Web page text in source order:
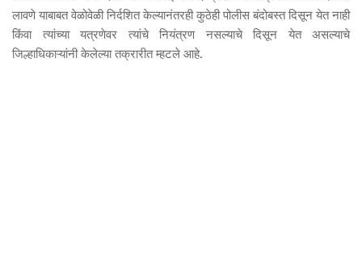
लावणे याबाबत वेळोवेळी निर्दशित केल्यानंतरही कुठेही पोलीस बंदोबस्त दिसून येत नाही
किंवा त्यांच्या यत्रणेवर त्यांचे नियंत्रण नसल्याचे दिसून येत असल्याचे
जिल्हाधिकाऱ्यांनी केलेल्या तक्रारीत म्हटले आहे.